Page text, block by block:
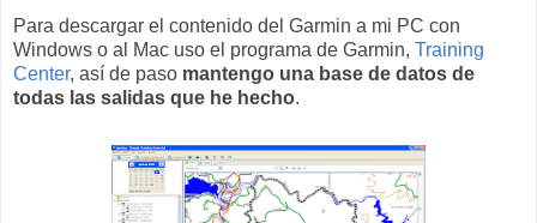
Para descargar el contenido del Garmin a mi PC con
Windows o al Mac uso el programa de Garmin, Training
Center, así de paso mantengo una base de datos de
todas las salidas que he hecho.